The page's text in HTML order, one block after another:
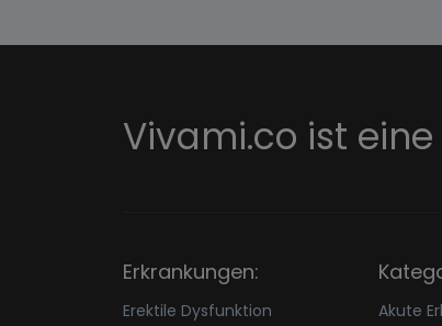
Vivami.co ist
Erkrankungen:
Erektile Dysfunktion
Akute